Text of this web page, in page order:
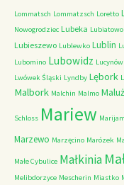
Lommatsch Lommatzsch Loretto
Nowogrodziec Lubeka Lubiatowo
Lubieszewo Lublewko Lublin
Lubomino Lubowidz Lucynów
Lwówek Śląski Lyndby Lębork
Malbork Malchin Malmo
Schloss Mariew
Marzewo Marzęcino Marózek
Małe Cybulice Małkinia
Melibdorzyce Mescherin Miastko